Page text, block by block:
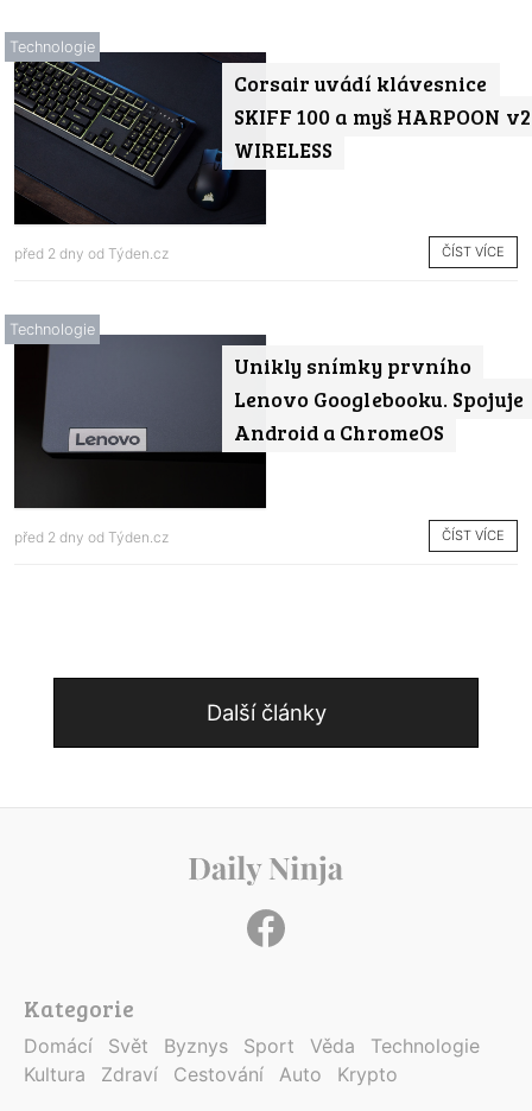
Corsair uvádí klávesnice
SKIFF 100 a myš HARPOON v2
WIRELESS
Technologie
před 2 dny od Týden.cz ČÍST VÍCE
Unikly snímky prvního
Lenovo Googlebooku. Spojuje
Android a ChromeOS
Technologie
před 2 dny od Týden.cz ČÍST VÍCE
Další články
Kategorie
Domácí Svět Byznys Sport Věda
Technologie
Kultura
Zdraví Cestování Auto Krypto